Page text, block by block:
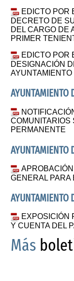
EDICTO POR
DECRETO DE
DEL CARGO DE
PRIMER
EDICTO POR
DESIGNACIÓN
AYUNTAMIENTO
COMUNITARIOS
PERMANENTE
AYUNTAMIENTO
GENERAL PARA
AYUNTAMIENTO
EXPOSICIÓN
Y CUENTA DEL
Más